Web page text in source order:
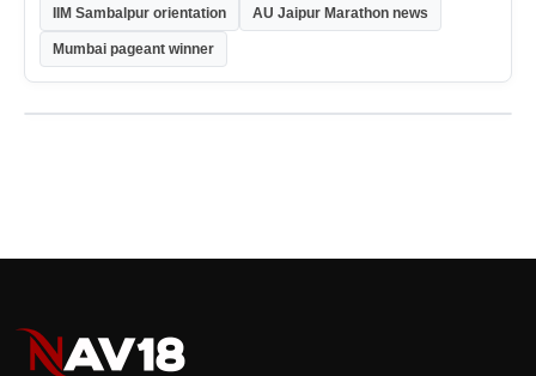
IIM Sambalpur orientation AU Jaipur Marathon news
Mumbai pageant winner